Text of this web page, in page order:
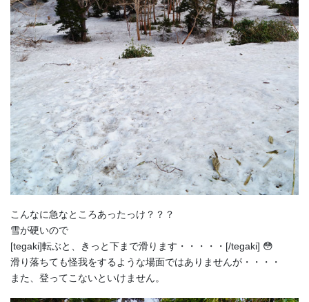
こんなに急なところあったっけ？？？
雪が硬いので
[tegaki]転ぶと、きっと下まで滑ります・・・・・[/tegaki] 😳
滑り落ちても怪我をするような場面ではありませんが・・・・
また、登ってこないといけません。